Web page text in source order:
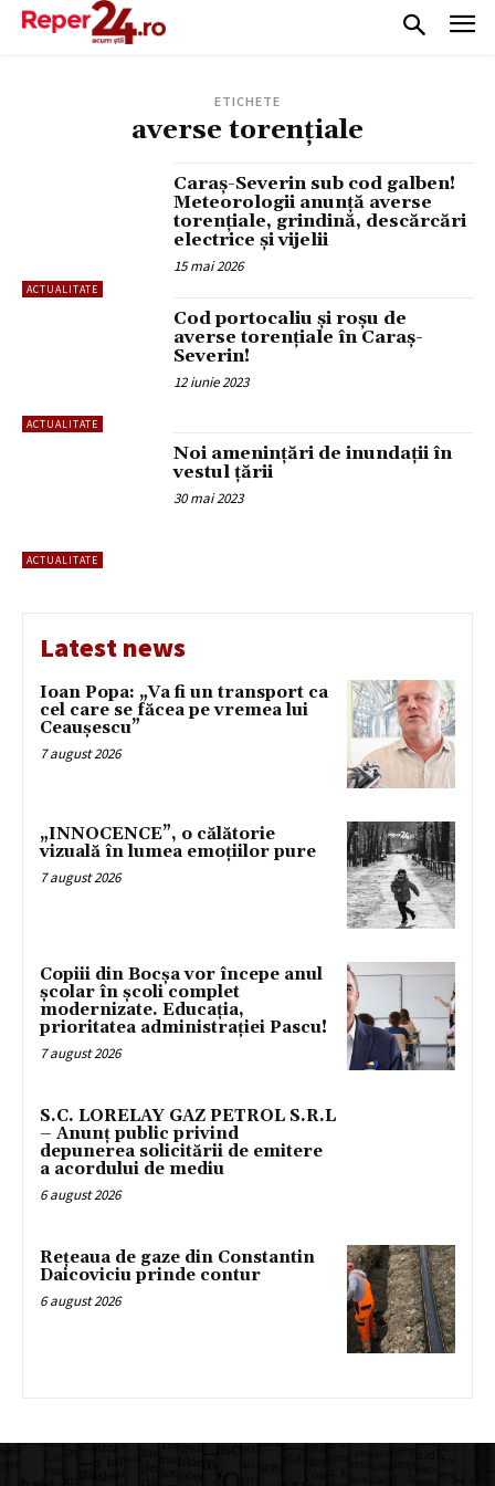
ETICHETE
averse torențiale
ACTUALITATE
Caraș-Severin sub cod galben!
Meteorologii anunță averse
torențiale, grindină, descărcări
electrice și vijelii
15 mai 2026
ACTUALITATE
Cod portocaliu și roșu de
averse torențiale în Caraș-
Severin!
12 iunie 2023
ACTUALITATE
Noi amenințări de inundații în
vestul țării
30 mai 2023
Latest news
Ioan Popa: „Va fi un transport ca
cel care se făcea pe vremea lui
Ceaușescu”
7 august 2026
„INNOCENCE”, o călătorie
vizuală în lumea emoțiilor pure
7 august 2026
Copiii din Bocșa vor începe anul
școlar în școli complet
modernizate. Educația,
prioritatea administrației Pascu!
7 august 2026
S.C. LORELAY GAZ PETROL S.R.L
– Anunț public privind
depunerea solicitării de emitere
a acordului de mediu
6 august 2026
Rețeaua de gaze din Constantin
Daicoviciu prinde contur
6 august 2026